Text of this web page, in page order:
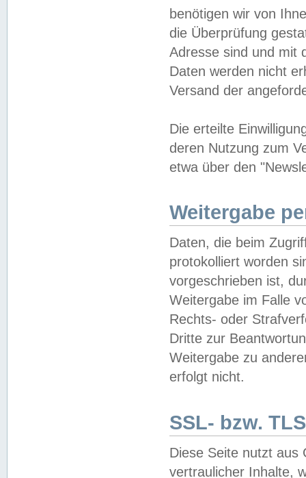
benötigen wir von
die Überprüfung
Adresse sind und mit
Daten werden nicht
Versand der
Die erteilte
deren Nutzung zum
etwa über den
Weitergabe
Daten, die beim
protokolliert worden
vorgeschrieben ist,
Weitergabe im Falle
Rechts- oder
Dritte zur
Weitergabe zu
erfolgt nicht.
SSL- bzw.
Diese Seite nutzt aus
vertraulicher Inhalte,